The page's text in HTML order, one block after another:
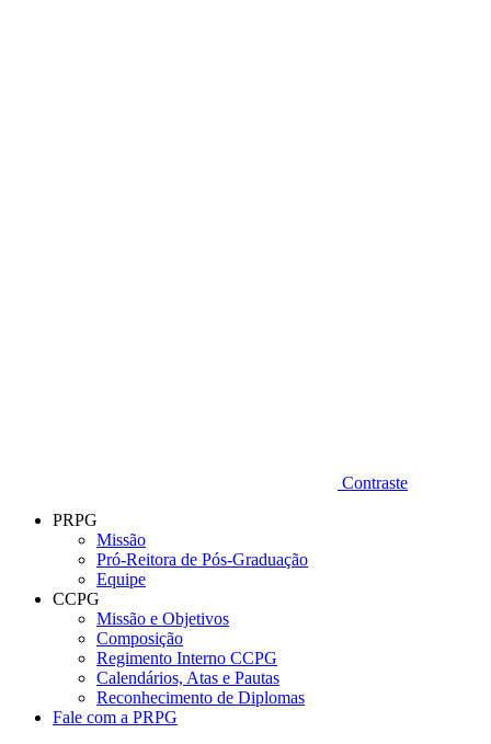
Contraste
PRPG
Missão
Pró-Reitora de Pós-Graduação
Equipe
CCPG
Missão e Objetivos
Composição
Regimento Interno CCPG
Calendários, Atas e Pautas
Reconhecimento de Diplomas
Fale com a PRPG